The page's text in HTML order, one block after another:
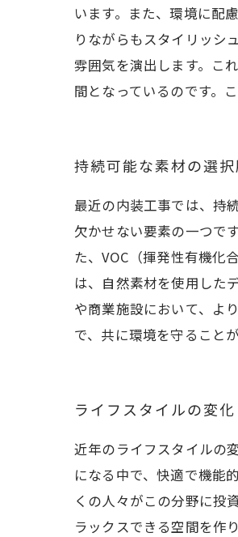
います。また、環境に配
りながらもスタイリッシ
雰囲気を演出します。こ
間となっているのです。
持続可能な素材の選
最近の内装工事では、持
欠かせない要素の一つで
た、VOC（揮発性有機化
は、自然素材を使用した
や商業施設において、よ
で、共に環境を守ること
ライフスタイルの変
近年のライフスタイルの
になる中で、快適で機能
くの人々がこの分野に投
ラックスできる空間を作